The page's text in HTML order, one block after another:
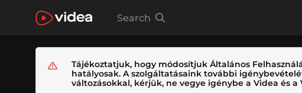
Search
Tájékoztatjuk, hogy módosítjuk Általános
hatályosak. A szolgáltatásaink további
változásokkal, kérjük, ne vegye igénybe a Videa és